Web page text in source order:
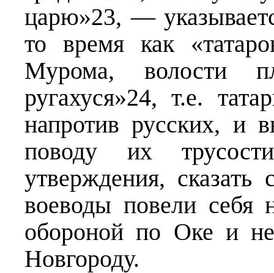
царю»23, —
то время как
Мурома, волости
ругахуся»24, т.е.
напротив русских, и
поводу их
утверждения,
воеводы повели себя
обороной по Оке и
Новгороду.